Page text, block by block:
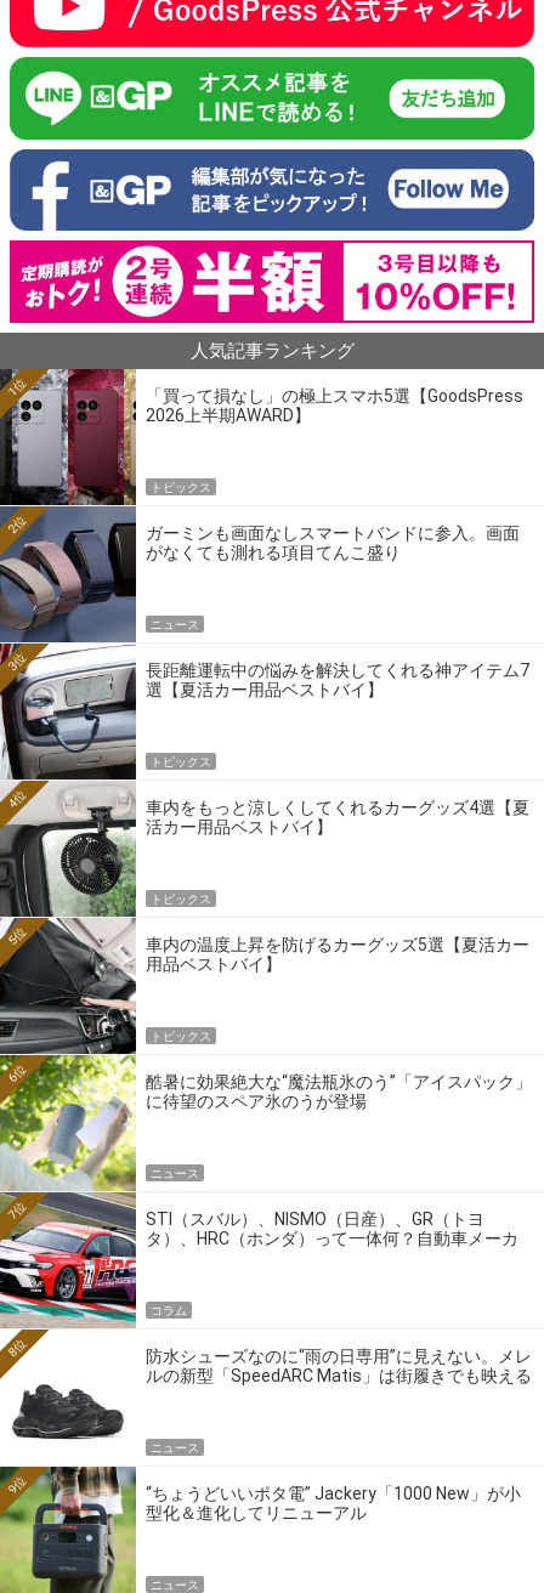
人気記事ランキング
「買って損なし」の極上スマホ5選【GoodsPress
2026上半期AWARD】
1位
トピックス
ガーミンも画面なしスマートバンドに参入。画面
がなくても測れる項目てんこ盛り
2位
ニュース
長距離運転中の悩みを解決してくれる神アイテム7
選【夏活カー用品ベストバイ】
3位
トピックス
車内をもっと涼しくしてくれるカーグッズ4選【夏
活カー用品ベストバイ】
4位
トピックス
車内の温度上昇を防げるカーグッズ5選【夏活カー
用品ベストバイ】
5位
トピックス
酷暑に効果絶大な“魔法瓶氷のう”「アイスパック」
に待望のスペア氷のうが登場
6位
ニュース
STI（スバル）、NISMO（日産）、GR（トヨ
タ）、HRC（ホンダ）って一体何？自動車メーカ
7位
コラム
防水シューズなのに“雨の日専用”に見えない。メレ
ルの新型「SpeedARC Matis」は街履きでも映える
8位
ニュース
“ちょうどいいポタ電” Jackery「1000 New」が小
型化＆進化してリニューアル
9位
ニュース